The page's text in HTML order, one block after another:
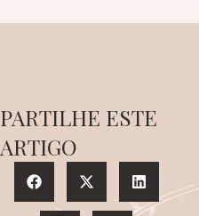
PARTILHE ESTE
ARTIGO